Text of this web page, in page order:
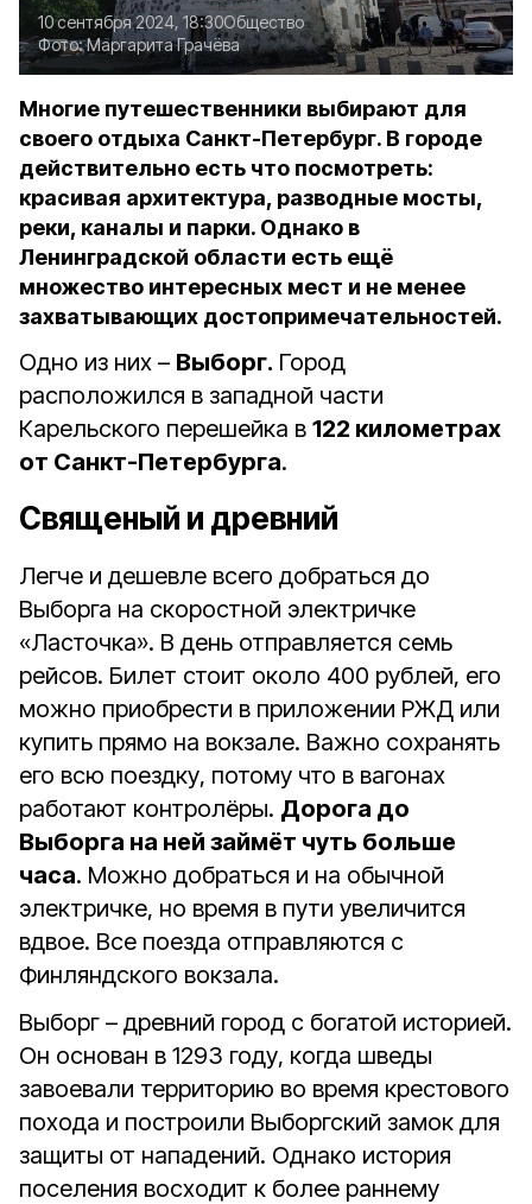
10 сентября 2024, 18:30Общество
Фото:Маргарита Грачёва
Многие путешественники выбирают для
своего отдыха Санкт-Петербург. В городе
действительно есть что посмотреть:
красивая архитектура, разводные мосты,
реки, каналы и парки. Однако в
Ленинградской области есть ещё
множество интересных мест и не менее
захватывающих достопримечательностей.
Одно из них – Выборг. Город
расположился в западной части
Карельского перешейка в 122 километрах
от Санкт-Петербурга.
Священый и древний
Легче и дешевле всего добраться до
Выборга на скоростной электричке
«Ласточка». В день отправляется семь
рейсов. Билет стоит около 400 рублей, его
можно приобрести в приложении РЖД или
купить прямо на вокзале. Важно сохранять
его всю поездку, потому что в вагонах
работают контролёры. Дорога до
Выборга на ней займёт чуть больше
часа. Можно добраться и на обычной
электричке, но время в пути увеличится
вдвое. Все поезда отправляются с
Финляндского вокзала.
Выборг – древний город с богатой историей.
Он основан в 1293 году, когда шведы
завоевали территорию во время крестового
похода и построили Выборгский замок для
защиты от нападений. Однако история
поселения восходит к более раннему